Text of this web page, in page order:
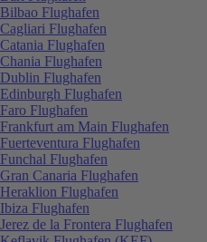
Bilbao Flughafen
Cagliari Flughafen
Catania Flughafen
Chania Flughafen
Dublin Flughafen
Edinburgh Flughafen
Faro Flughafen
Frankfurt am Main Flughafen
Fuerteventura Flughafen
Funchal Flughafen
Gran Canaria Flughafen
Heraklion Flughafen
Ibiza Flughafen
Jerez de la Frontera Flughafen